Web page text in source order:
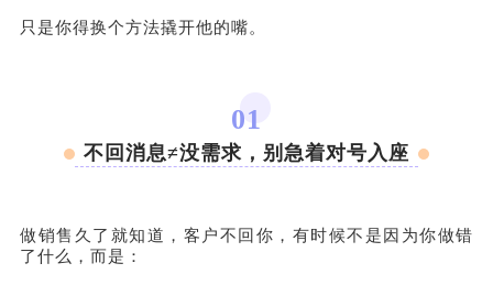
只是你得换个方法撬开他的嘴。
01
不回消息≠没需求，别急着对号入座
做销售久了就知道，客户不回你，有时候不是因为你做错
了什么，而是：